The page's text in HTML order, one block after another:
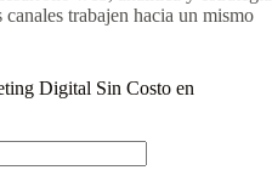
trabajen hacia un mismo
Digital Sin Costo en